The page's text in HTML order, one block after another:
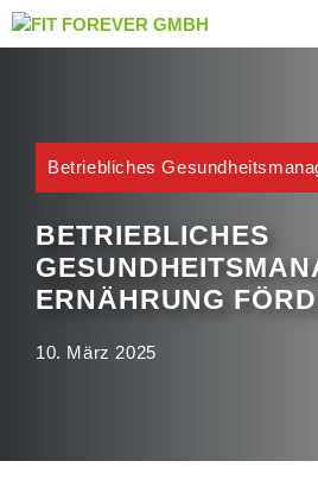
Zum
Inhalt
Betriebliches
BETRIEBLICHES
ERNÄHRUNG
10. März 2025